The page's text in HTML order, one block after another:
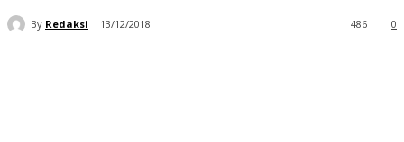
By Redaksi 13/12/2018 0
486